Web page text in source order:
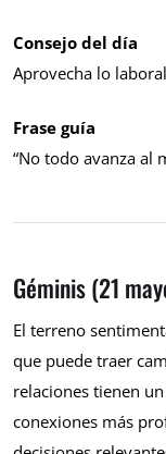
Consejo del día
Aprovecha lo
Frase guía
“No todo avanza al
Géminis (21
El terreno
que puede traer
relaciones tienen
conexiones más